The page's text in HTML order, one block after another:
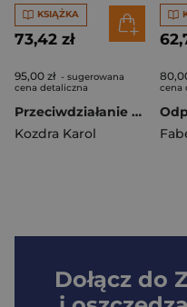
KSIĄŻKA
73,42 zł
95,00 zł - sugerowana
cena detaliczna
Przeciwdziałanie przestępczości gospodarczej w zakresie akcyzy na wyroby tytoniowe
Kozdra Karol
cena
Dołącz do